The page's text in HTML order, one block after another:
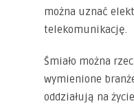
można uznać
telekomunikację.
Śmiało można
wymienione
oddziałują na